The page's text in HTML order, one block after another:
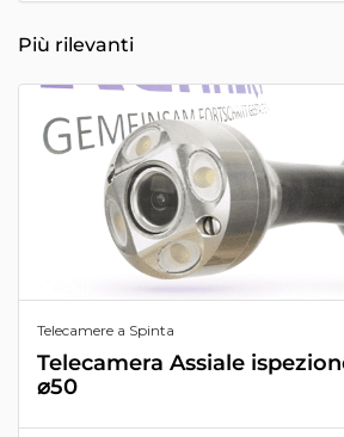
Telecamere a Spinta
Telecamera Assiale
⌀50